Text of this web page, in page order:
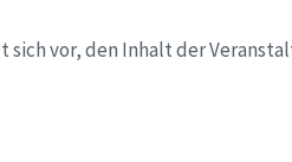
sich vor, den Inhalt der